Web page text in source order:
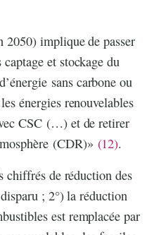
2050) implique de passer
et stockage du
sans carbone ou
énergies renouvelables
CSC (…) et de retirer
(CDR)» (12).
chiffrés de réduction des
; 2°) la réduction
est remplacée par